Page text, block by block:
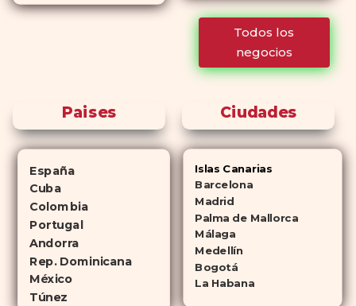
Mientras que antes la
cambio de los tiempos ha
permitido la producción de
alternativas genéricas tanto a
Cialis como a
respectivamente) que se
consideran tan rentables e igual
de eficaces que su homólogo de
marca. En su mayor parte,
ambos medicamentos funcionan
Todos los
negocios
Paises
España
Cuba
Colombia
Portugal
Andorra
Rep. Dominicana
México
Túnez
Ciudades
Islas Canarias
Barcelona
Madrid
Palma de Mallorca
Málaga
Medellín
Bogotá
La Habana